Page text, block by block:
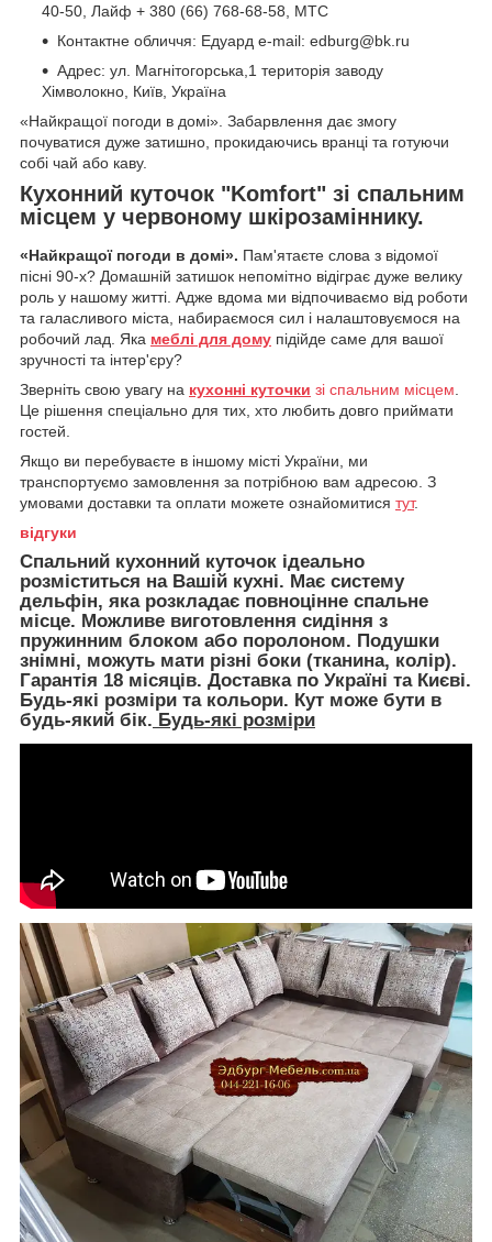
40-50, Лайф + 380 (66) 768-68-58, МТС
Контактне обличчя: Едуард e-mail: edburg@bk.ru
Адрес: ул. Магнітогорська,1 територія заводу
Хімволокно, Київ, Україна
«Найкращої погоди в домі». Забарвлення дає змогу
почуватися дуже затишно, прокидаючись вранці та готуючи
собі чай або каву.
Кухонний куточок "Komfort" зі спальним
місцем у червоному шкірозаміннику.
«Найкращої погоди в домі». Пам'ятаєте слова з відомої
пісні 90-х? Домашній затишок непомітно відіграє дуже велику
роль у нашому житті. Адже вдома ми відпочиваємо від роботи
та галасливого міста, набираємося сил і налаштовуємося на
робочий лад. Яка меблі для дому підійде саме для вашої
зручності та інтер'єру?
Зверніть свою увагу на кухонні куточки зі спальним місцем.
Це рішення спеціально для тих, хто любить довго приймати
гостей.
Якщо ви перебуваєте в іншому місті України, ми
транспортуємо замовлення за потрібною вам адресою. З
умовами доставки та оплати можете ознайомитися тут.
відгуки
Спальний кухонний куточок ідеально
розміститься на Вашій кухні. Має систему
дельфін, яка розкладає повноцінне спальне
місце. Можливе виготовлення сидіння з
пружинним блоком або поролоном. Подушки
знімні, можуть мати різні боки (тканина, колір).
Гарантія 18 місяців. Доставка по Україні та Києві.
Будь-які розміри та кольори. Кут може бути в
будь-який бік. Будь-які розміри